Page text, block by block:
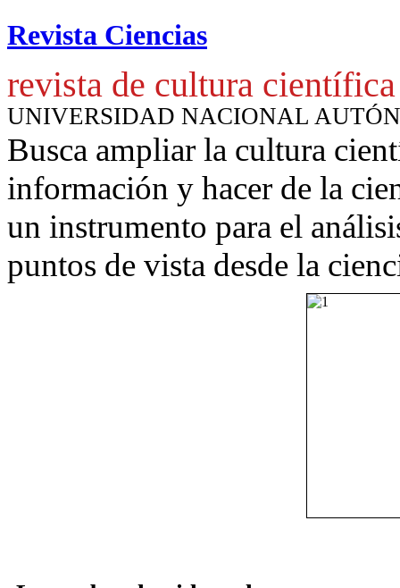
Revista Ciencias
revista de cultura científica
UNIVERSIDAD NACIONAL
Busca ampliar la cultura
información y hacer de la
un instrumento para el
puntos de vista desde la